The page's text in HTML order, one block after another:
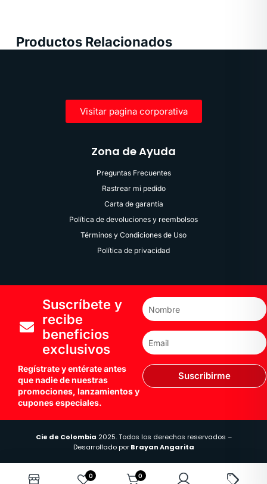
Productos Relacionados
Visitar pagina corporativa
Zona de Ayuda
Preguntas Frecuentes
Rastrear mi pedido
Carta de garantía
Política de devoluciones y reembolsos
Términos y Condiciones de Uso
Política de privacidad
Suscríbete y
recibe
beneficios
exclusivos
Regístrate y entérate antes
que nadie de nuestras
promociones, lanzamientos y
cupones especiales.
Suscribirme
Cie de Colombia 2025. Todos los derechos reservados –
Desarrollado porBrayan Angarita
0 0